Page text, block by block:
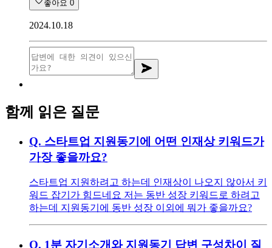
좋아요 0
2024.10.18
함께 읽은 질문
Q. 스타트업 지원동기에 어떤 인재상 키워드가
가장 좋을까요?
스타트업 지원하려고 하는데 인재상이 나오지 않아서 키
워드 잡기가 힘드네요 저는 동반 성장 키워드로 하려고
하는데 지원동기에 동반 성장 이외에 뭐가 좋을까요?
Q. 1분 자기소개와 지원동기 답변 구성차이 질